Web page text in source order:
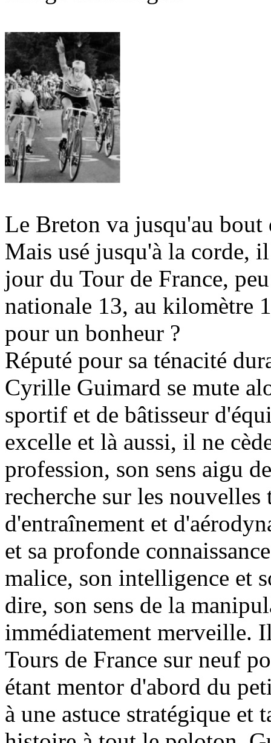
Le Breton va jusqu'au
Mais usé jusqu'à la corde,
jour du Tour de France,
nationale 13, au kilomètre
pour un bonheur ?
Réputé pour sa ténacité
Cyrille Guimard se mute
sportif et de bâtisseur
excelle et là aussi, il ne
profession, son sens aigu
recherche sur les
d'entraînement et
et sa profonde
malice, son intelligence et
dire, son sens de la
immédiatement merveille.
Tours de France sur neuf
étant mentor d'abord du
à une astuce stratégique et